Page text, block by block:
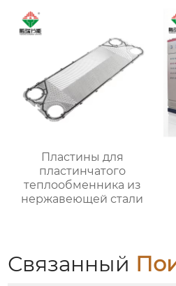
Пластины для
пластинчатого
теплообменника из
нержавеющей стали
Связанный